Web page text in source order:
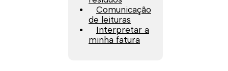
Comunicação
de leituras
Interpretar a
minha fatura